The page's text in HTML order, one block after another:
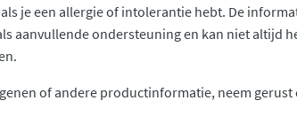
je een allergie of intolerantie hebt. De
aanvullende ondersteuning en kan niet altijd
of andere productinformatie, neem gerust